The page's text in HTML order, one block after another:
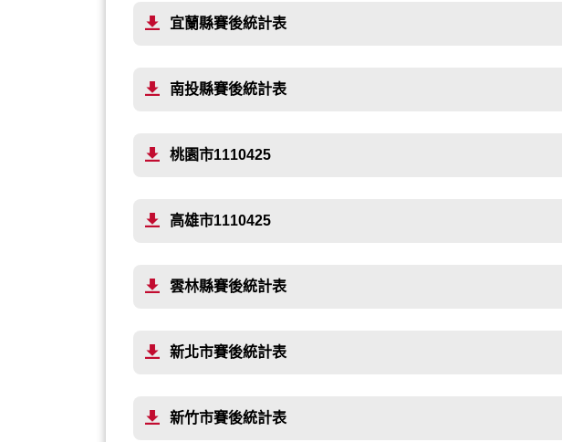
宜蘭縣賽後統計表
南投縣賽後統計表
桃園市1110425
高雄市1110425
雲林縣賽後統計表
新北市賽後統計表
新竹市賽後統計表